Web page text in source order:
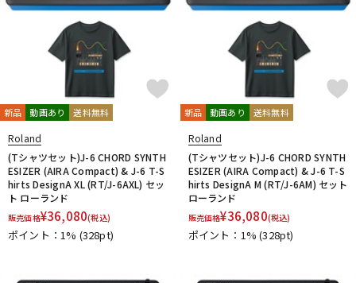
新品 動画あり 送料無料
Roland
(Tシャツセット)J-6 CHORD SYNTH
ESIZER (AIRA Compact) & J-6 T-S
hirts DesignA XL (RT/J-6AXL) セッ
ト ローランド
販売価格¥36,080(税込)
ポイント：1% (328pt)
新品 動画あり 送料無料
Roland
(Tシャツセット)J-6 CHORD SYNTH
ESIZER (AIRA Compact) & J-6 T-S
hirts DesignA M (RT/J-6AM) セット
ローランド
販売価格¥36,080(税込)
ポイント：1%(328pt)